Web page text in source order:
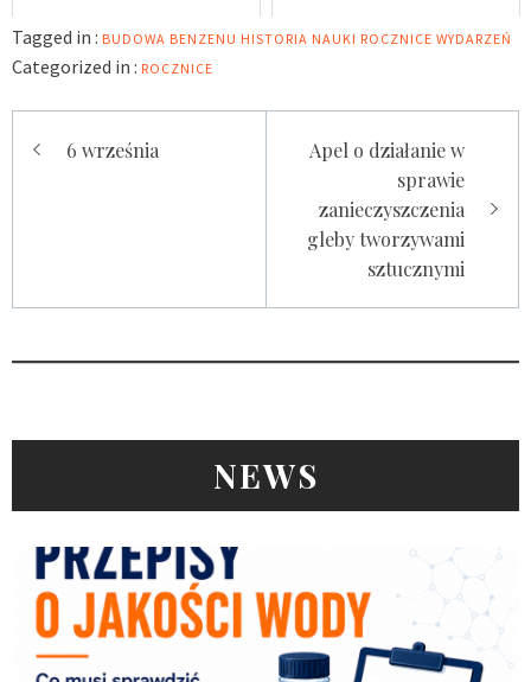
Tagged in : BUDOWA BENZENU HISTORIA NAUKI ROCZNICE WYDARZEŃ
Categorized in : ROCZNICE
Nawigacja
wpisu
6 września
Apel o działanie w
sprawie
zanieczyszczenia
gleby tworzywami
sztucznymi
NEWS